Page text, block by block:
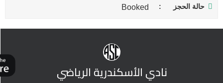
حالة الحجز Booked
نادي الأسكندرية الرياضي